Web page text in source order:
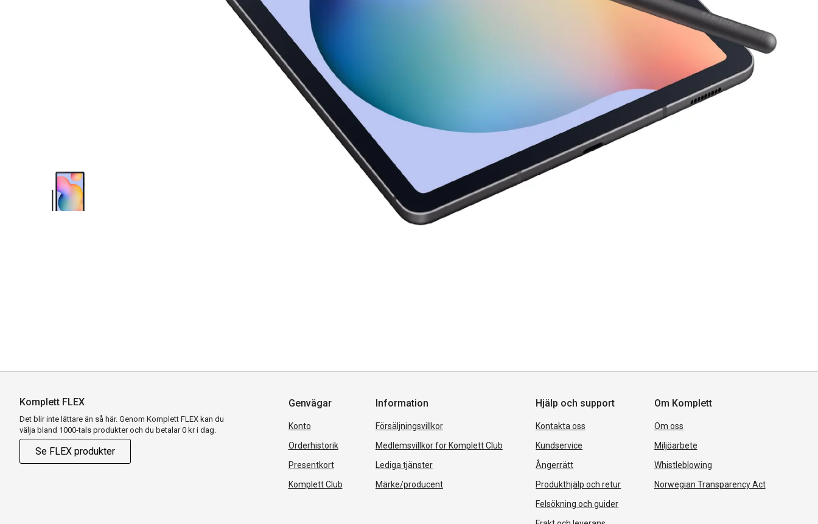
Komplett FLEX
Det blir inte lättare än så här. Genom Komplett FLEX kan du
välja bland 1000-tals produkter och du betalar 0 kr i dag.
Se FLEX produkter
Genvägar
Konto
Orderhistorik
Presentkort
Komplett Club
Information
Försäljningsvillkor
Medlemsvillkor for Komplett Club
Lediga tjänster
Märke/producent
Hjälp och support
Kontakta oss
Kundservice
Ångerrätt
Produkthjälp och retur
Felsökning och guider
Om Komplett
Om oss
Miljöarbete
Whistleblowing
Norwegian Transparency Act